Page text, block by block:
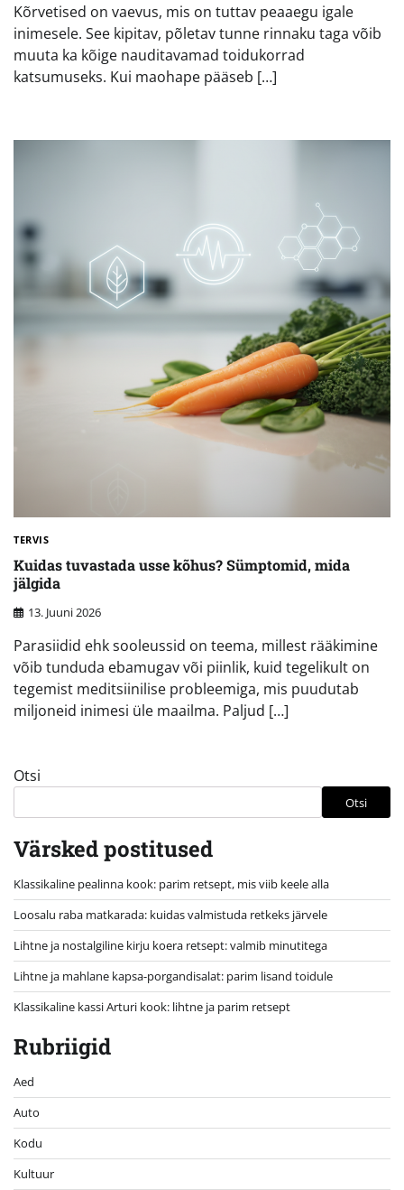
Kõrvetised on vaevus, mis on tuttav peaaegu igale
inimesele. See kipitav, põletav tunne rinnaku taga võib
muuta ka kõige nauditavamad toidukorrad
katsumuseks. Kui maohape pääseb […]
TERVIS
Kuidas tuvastada usse kõhus? Sümptomid, mida
jälgida
13. Juuni 2026
Parasiidid ehk sooleussid on teema, millest rääkimine
võib tunduda ebamugav või piinlik, kuid tegelikult on
tegemist meditsiinilise probleemiga, mis puudutab
miljoneid inimesi üle maailma. Paljud […]
Otsi
Otsi
Värsked postitused
Klassikaline pealinna kook: parim retsept, mis viib keele alla
Loosalu raba matkarada: kuidas valmistuda retkeks järvele
Lihtne ja nostalgiline kirju koera retsept: valmib minutitega
Lihtne ja mahlane kapsa-porgandisalat: parim lisand toidule
Klassikaline kassi Arturi kook: lihtne ja parim retsept
Rubriigid
Aed
Auto
Kodu
Kultuur